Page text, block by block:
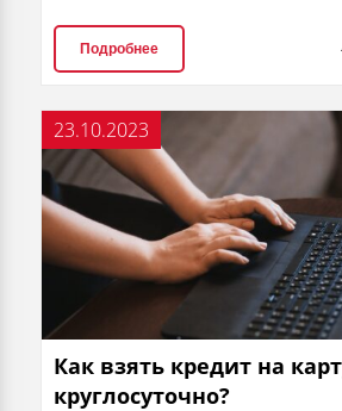
Подробнее
23.10.2023
Как взять кредит на
круглосуточно?